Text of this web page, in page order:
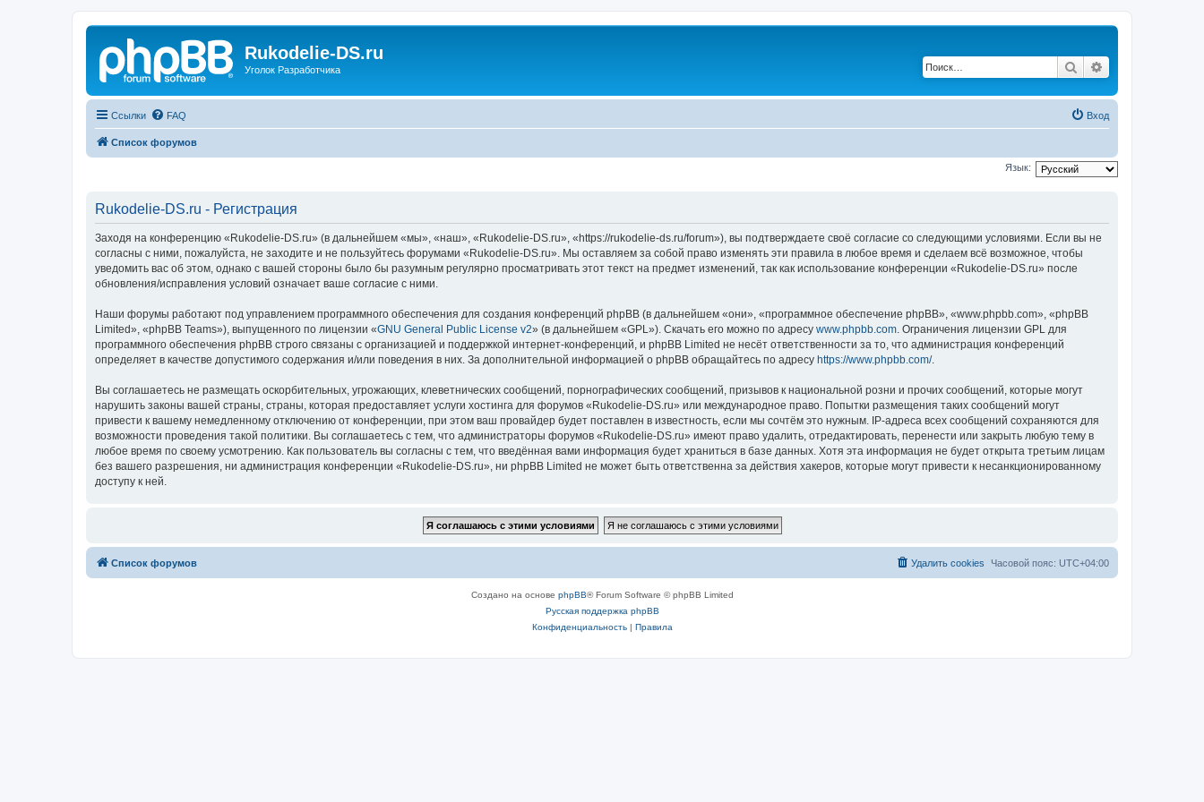
Rukodelie-DS.ru
Уголок Разработчика Поиск
Ссылки FAQ Вход
Список форумов
Язык:
Rukodelie-DS.ru - Регистрация
Заходя на конференцию «Rukodelie-DS.ru» (в дальнейшем «мы», «наш», «Rukodelie-DS.ru», «https://rukodelie-ds.ru/forum»), вы подтверждаете своё согласие со следующими условиями. Если вы не
согласны с ними, пожалуйста, не заходите и не пользуйтесь форумами «Rukodelie-DS.ru». Мы оставляем за собой право изменять эти правила в любое время и сделаем всё возможное, чтобы
уведомить вас об этом, однако с вашей стороны было бы разумным регулярно просматривать этот текст на предмет изменений, так как использование конференции «Rukodelie-DS.ru» после
обновления/исправления условий означает ваше согласие с ними.
Наши форумы работают под управлением программного обеспечения для создания конференций phpBB (в дальнейшем «они», «программное обеспечение phpBB», «www.phpbb.com», «phpBB
Limited», «phpBB Teams»), выпущенного по лицензии «GNU General Public License v2» (в дальнейшем «GPL»). Скачать его можно по адресу www.phpbb.com. Ограничения лицензии GPL для
программного обеспечения phpBB строго связаны с организацией и поддержкой интернет-конференций, и phpBB Limited не несёт ответственности за то, что администрация конференций
определяет в качестве допустимого содержания и/или поведения в них. За дополнительной информацией о phpBB обращайтесь по адресу https://www.phpbb.com/.
Вы соглашаетесь не размещать оскорбительных, угрожающих, клеветнических сообщений, порнографических сообщений, призывов к национальной розни и прочих сообщений, которые могут
нарушить законы вашей страны, страны, которая предоставляет услуги хостинга для форумов «Rukodelie-DS.ru» или международное право. Попытки размещения таких сообщений могут
привести к вашему немедленному отключению от конференции, при этом ваш провайдер будет поставлен в известность, если мы сочтём это нужным. IP-адреса всех сообщений сохраняются для
возможности проведения такой политики. Вы соглашаетесь с тем, что администраторы форумов «Rukodelie-DS.ru» имеют право удалить, отредактировать, перенести или закрыть любую тему в
любое время по своему усмотрению. Как пользователь вы согласны с тем, что введённая вами информация будет храниться в базе данных. Хотя эта информация не будет открыта третьим лицам
без вашего разрешения, ни администрация конференции «Rukodelie-DS.ru», ни phpBB Limited не может быть ответственна за действия хакеров, которые могут привести к несанкционированному
доступу к ней.
Список форумов Часовой пояс: UTC+04:00
Удалить cookies
Создано на основе phpBB® Forum Software © phpBB Limited
Русская поддержка phpBB
Конфиденциальность| Правила